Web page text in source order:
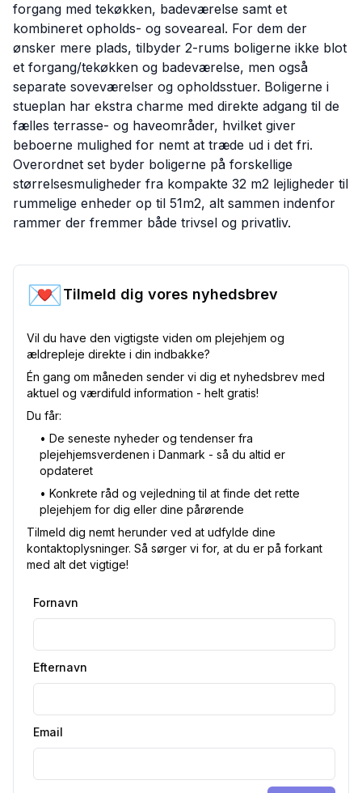
forgang med tekøkken, badeværelse samt et
kombineret opholds- og soveareal. For dem der
ønsker mere plads, tilbyder 2-rums boligerne ikke blot
et forgang/tekøkken og badeværelse, men også
separate soveværelser og opholdsstuer. Boligerne i
stueplan har ekstra charme med direkte adgang til de
fælles terrasse- og haveområder, hvilket giver
beboerne mulighed for nemt at træde ud i det fri.
Overordnet set byder boligerne på forskellige
størrelsesmuligheder fra kompakte 32 m2 lejligheder til
rummelige enheder op til 51m2, alt sammen indenfor
rammer der fremmer både trivsel og privatliv.
💌Tilmeld dig vores nyhedsbrev
Vil du have den vigtigste viden om plejehjem og
ældrepleje direkte i din indbakke?
Én gang om måneden sender vi dig et nyhedsbrev med
aktuel og værdifuld information - helt gratis!
Du får:
•⁠ De seneste nyheder og tendenser fra
plejehjemsverdenen i Danmark - så du altid er
opdateret
•⁠ Konkrete råd og vejledning til at finde det rette
plejehjem for dig eller dine pårørende
Tilmeld dig nemt herunder ved at udfylde dine
kontaktoplysninger. Så sørger vi for, at du er på forkant
med alt det vigtige!
Fornavn
Efternavn
Email